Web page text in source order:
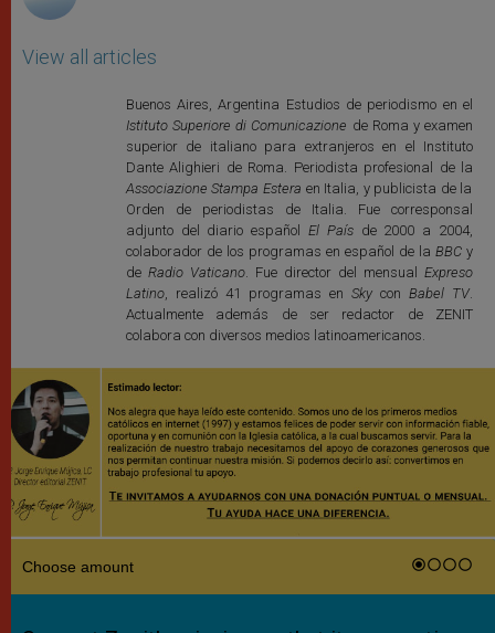
View all articles
Buenos Aires, Argentina Estudios de periodismo en el
Istituto Superiore di Comunicazione de Roma y examen
superior de italiano para extranjeros en el Instituto
Dante Alighieri de Roma. Periodista profesional de la
Associazione Stampa Estera en Italia, y publicista de la
Orden de periodistas de Italia. Fue corresponsal
adjunto del diario españolEl Paísde 2000 a 2004,
colaborador de los programas en español de la BBCy
de Radio Vaticano. Fue director del mensualExpreso
Latino, realizó 41 programas en Skycon Babel TV.
Actualmente además de ser redactor de ZENIT
colabora con diversos medios latinoamericanos.